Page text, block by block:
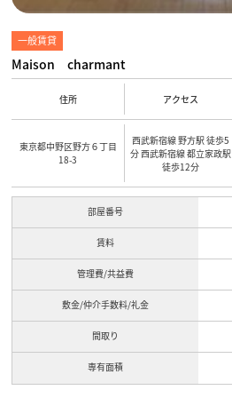
一般賃貸
Maison charmant
住所 アクセス
東京都中野区野方６丁目
18-3
西武新宿線 野方駅 徒歩5
分 西武新宿線 都立家政駅
徒歩12分
部屋番号
賃料
管理費/共益費
敷金/仲介手数料/礼金
間取り
専有面積